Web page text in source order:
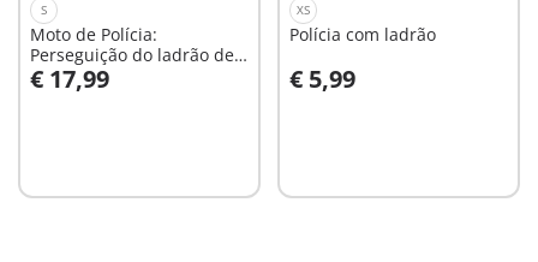
S
Moto de Polícia:
Perseguição do ladrão de
dinheiro
€ 17,99
Ao carrinho
XS
Polícia com ladrão
€ 5,99
Ao carrinho